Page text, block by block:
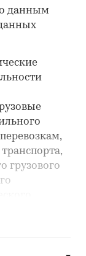
данным
грузового
грузов,